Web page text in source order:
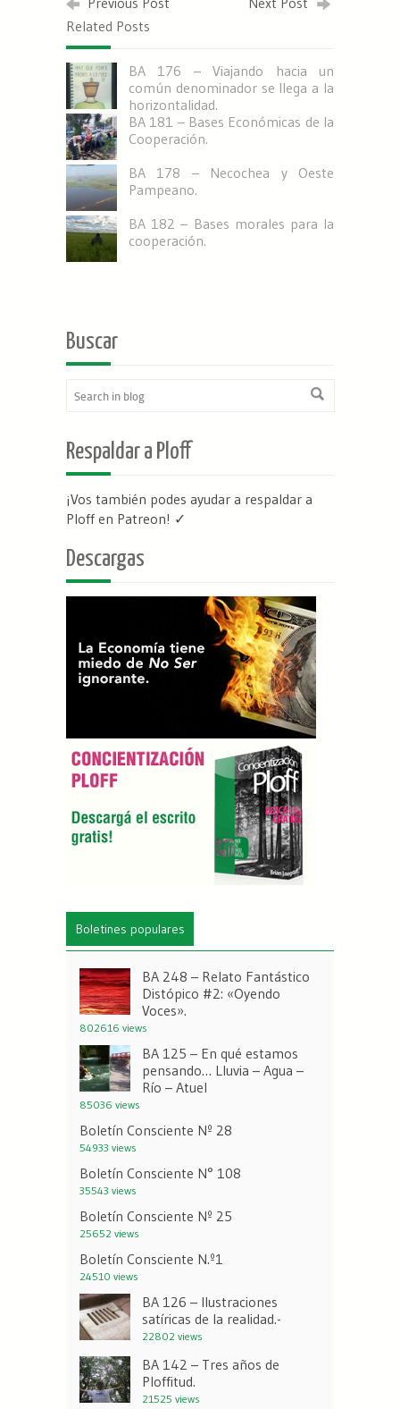
Related Posts
BA 176 – Viajando hacia un
común denominador se llega a la
horizontalidad.
BA 181 – Bases Económicas de la
Cooperación.
BA 178 – Necochea y Oeste
Pampeano.
BA 182 – Bases morales para la
cooperación.
Buscar
Respaldar a Ploff
¡Vos también podes ayudar a respaldar a
Ploff en Patreon! ✓
Descargas
Boletines populares
BA 248 – Relato Fantástico
Distópico #2: «Oyendo
Voces».
802616 views
BA 125 – En qué estamos
pensando… Lluvia – Agua –
Río – Atuel
85036 views
Boletín Consciente Nº 28
54933 views
Boletín Consciente N° 108
35543 views
Boletín Consciente Nº 25
25652 views
Boletín Consciente N.º1
24510 views
BA 126 – Ilustraciones
satíricas de la realidad.-
22802 views
BA 142 – Tres años de
Ploffitud.
21525 views